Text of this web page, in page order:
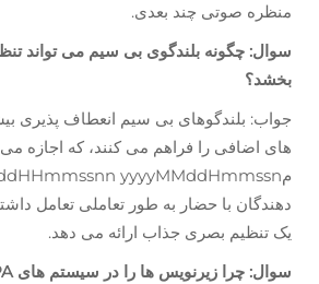
منظره صوتی چند بعدی.
سوال: چگونه بلندگوی بی سیم می تواند
بخشد؟
جواب: بلندگوهای بی سیم انعطاف پذیری
های اضافی را فراهم می کنند، که اجازه
دهندگان با حضار به طور تعاملی تعامل
یک تنظیم بصری جذاب ارائه می دهد.
سوال: چرا زیرنویس ها را در سیستم های PA استفاده کنیم؟